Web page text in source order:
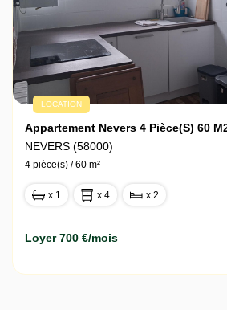
LOCATION
Appartement Nevers 4 Pièce(s) 60
NEVERS (58000)
4 pièce(s) / 60 m²
x 1 x 4 x 2
Loyer 700 €/mois